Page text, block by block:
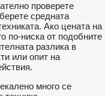
проверете
средната
Ако цената на
по-ниска от подобните
разлика в
или опит на
много се